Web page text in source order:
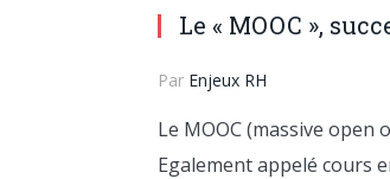
Le « MOOC »,
Par Enjeux RH
Le MOOC (massive
Egalement appelé cours